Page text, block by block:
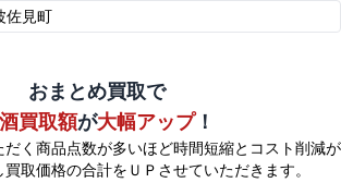
佐見町
おまとめ買取で
買取額が大幅アップ！
く商品点数が多いほど時間短縮とコスト削減が
取価格の合計をＵＰさせていただきます。